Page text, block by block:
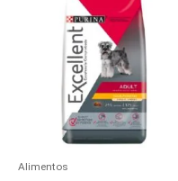
Alimentos